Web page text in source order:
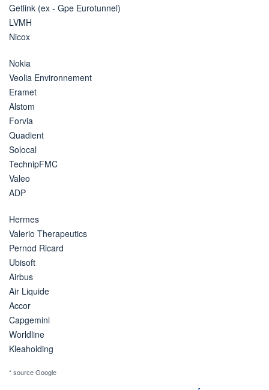
Getlink (ex - Gpe Eurotunnel)
LVMH
Nicox
Nokia
Veolia Environnement
Eramet
Alstom
Forvia
Quadient
Solocal
TechnipFMC
Valeo
ADP
Hermes
Valerio Therapeutics
Pernod Ricard
Ubisoft
Airbus
Air Liquide
Accor
Capgemini
Worldline
Kleaholding
* source Google